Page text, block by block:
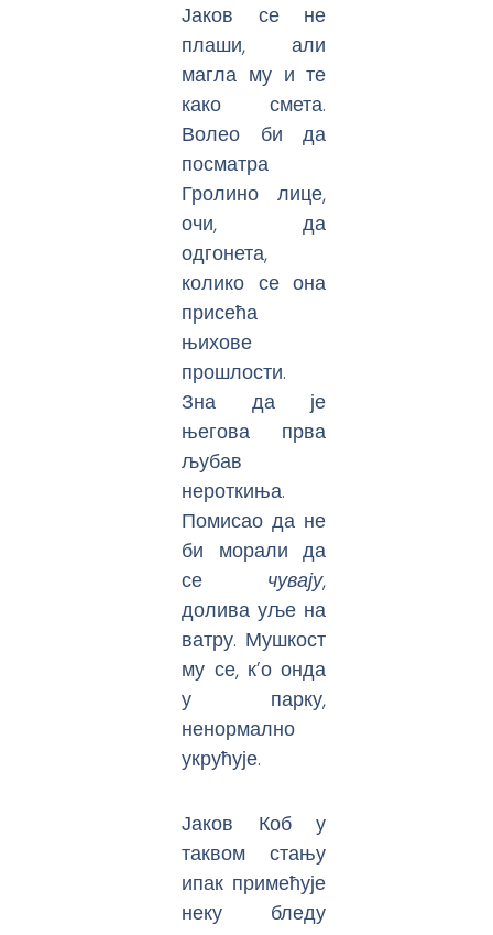
Јаков се не
плаши, али
магла му и те
како смета.
Волео би да
посматра
Гролино лице,
очи, да
одгонета,
колико се она
присећа
њихове
прошлости.
Зна да је
његова прва
љубав
нероткиња.
Помисао да не
би морали да
се чувају,
долива уље на
ватру. Мушкост
му се, к’о онда
у парку,
ненормално
укрућује.
Јаков Коб у
таквом стању
ипак примећује
неку бледу